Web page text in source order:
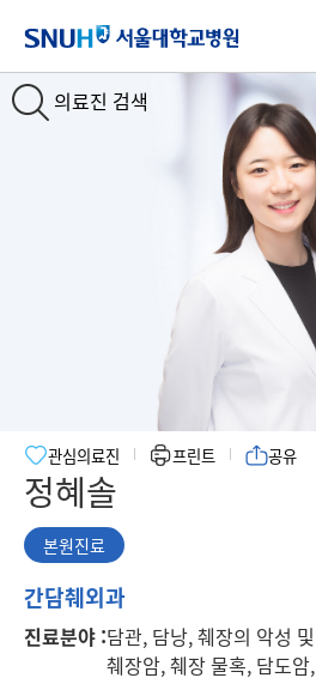
의료진 검색
정혜솔
관심의료진 프린트 공유
본원진료
본
진
간담췌외과
진료분야 :담관, 담낭, 췌장의 악성
췌장암, 췌장 물혹, 담도